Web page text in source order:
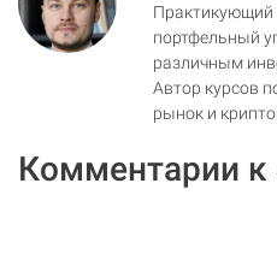
Практикующий
портфельный
различным
Автор курсов
рынок и
Комментарии к